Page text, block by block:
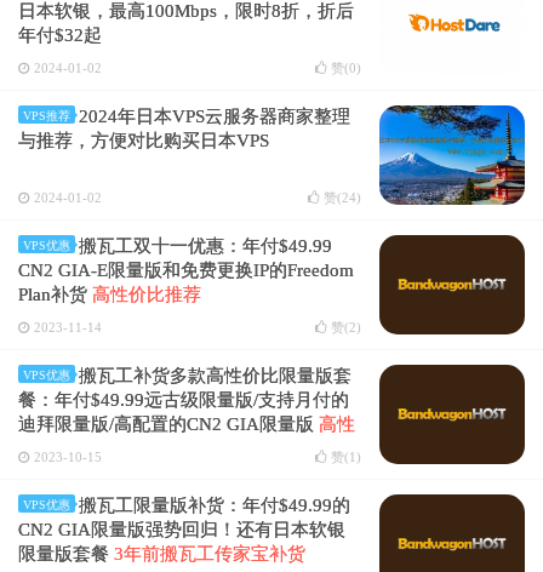
日本软银，最高100Mbps，限时8折，折后
年付$32起
2024-01-02 赞(0)
VPS推荐
2024年日本VPS云服务器商家整理
与推荐，方便对比购买日本VPS
2024-01-02 赞(24)
VPS优惠
搬瓦工双十一优惠：年付$49.99
CN2 GIA-E限量版和免费更换IP的Freedom
Plan补货 高性价比推荐
2023-11-14 赞(2)
VPS优惠
搬瓦工补货多款高性价比限量版套
餐：年付$49.99远古级限量版/支持月付的
迪拜限量版/高配置的CN2 GIA限量版 高性
价比推荐
2023-10-15 赞(1 )
VPS优惠
搬瓦工限量版补货：年付$49.99的
CN2 GIA限量版强势回归！还有日本软银
限量版套餐 3年前搬瓦工传家宝补货